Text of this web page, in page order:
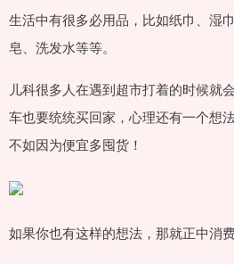
生活中有很多必用品，比如纸巾、湿
皂、洗发水等等。
儿科很多人在遇到超市打着的时候就
车也要统统买回家，心理还有一个想
不如因为便宜多囤货！
如果你也有这样的想法，那就正中消